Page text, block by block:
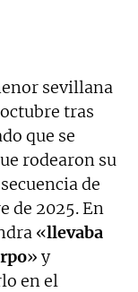
sevillana
tras
que se
rodearon su
de
de 2025. En
«llevaba
» y
en el